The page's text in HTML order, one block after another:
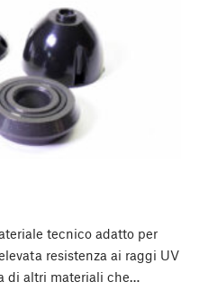
tecnico adatto per
resistenza ai raggi UV
di altri materiali che…